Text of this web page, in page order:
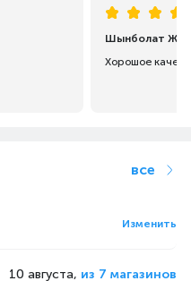
Шынболат Ж
Хорошое
все
Изменить
10 августа, из 7 магазинов